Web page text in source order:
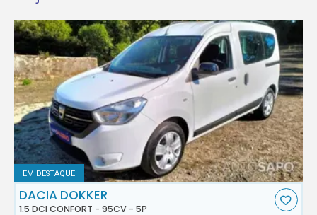
EM DESTAQUE
DACIA DOKKER
1.5 DCI CONFORT - 95CV - 5P